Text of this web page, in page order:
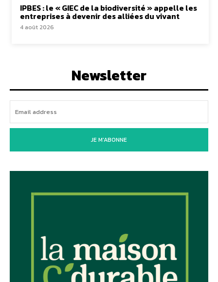
IPBES : le « GIEC de la biodiversité » appelle les
entreprises à devenir des alliées du vivant
4 août 2026
Newsletter
JE M'ABONNE